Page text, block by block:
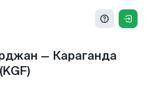
— Караганда
(KGF)